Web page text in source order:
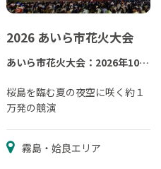
2026 あいら市花火大会
あいら市花火大会：2026年10月
桜島を臨む夏の夜空に咲く約１
万発の競演
霧島・姶良エリア